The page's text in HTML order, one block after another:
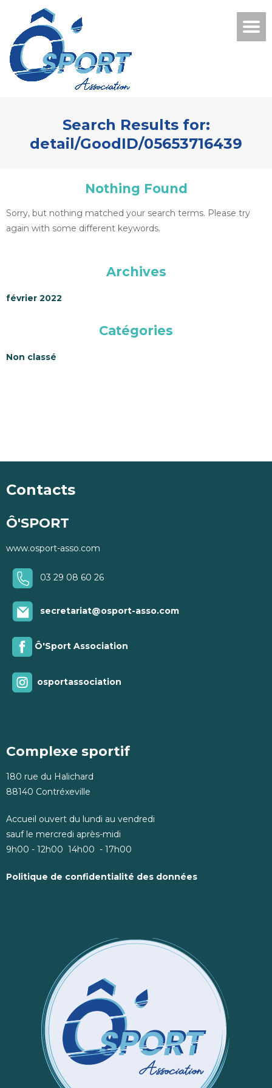
Search Results for:
detail/GoodID/05653716439
Nothing Found
Sorry, but nothing matched your search terms. Please try
again with some different keywords.
Archives
février 2022
Catégories
Non classé
Contacts
Ô'SPORT
www.osport-asso.com
03 29 08 60 26
secretariat@osport-asso.com
Ô'Sport Association
osportassociation
Complexe sportif
180 rue du Halichard
88140 Contréxeville
Accueil ouvert du lundi au vendredi
sauf le mercredi après-midi
9h00 - 12h00 14h00 - 17h00
Politique de confidentialité des données